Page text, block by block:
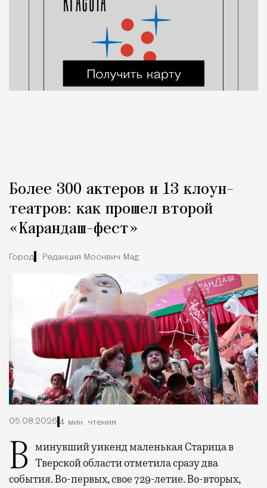
Более 300 актеров и 13 клоун-
театров: как прошел второй
«Карандаш-фест»
Город Редакция Москвич Mag
05.08.2026 4 мин. чтения
В минувший уикенд маленькая Старица в Тверской области отметила сразу два
события. Во-первых, свое 729-летие. Во-вторых,